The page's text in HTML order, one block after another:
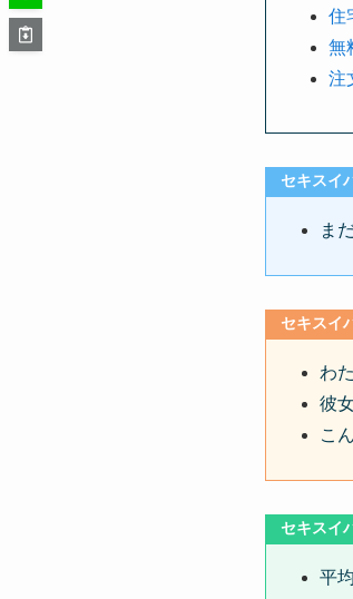
住
無
注
セキスイ
ま
セキスイ
わ
彼
こ
セキスイ
平